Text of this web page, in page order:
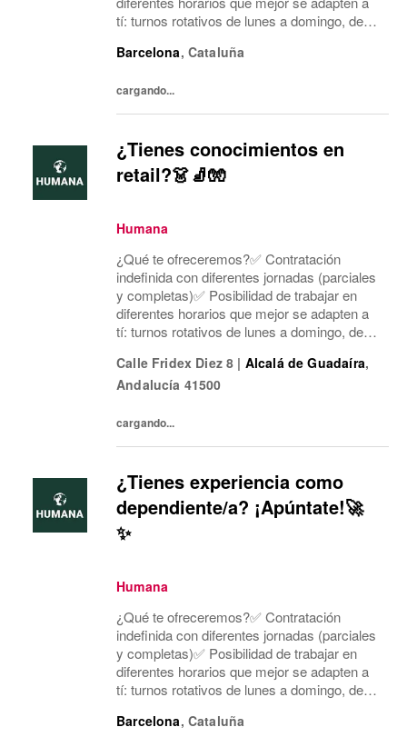
tí: turnos rotativos de lunes a domingo, de
laboral en cinco días a la semana y dos días
Barcelona, Cataluña
cargando...
¿Tienes conocimientos en
retail?👗🧦🧤
Humana
¿Qué te ofreceremos?✅ Contratación
indefinida con diferentes jornadas (parciales
y completas)✅ Posibilidad de trabajar en
diferentes horarios que mejor se adapten a
tí: turnos rotativos de lunes a domingo, de
laboral en cinco días a la semana y dos días
mí...
Calle Fridex Diez 8 | Alcalá de Guadaíra,
Andalucía 41500
cargando...
¿Tienes experiencia como
dependiente/a? ¡Apúntate!🚀
✨
Humana
¿Qué te ofreceremos?✅ Contratación
indefinida con diferentes jornadas (parciales
y completas)✅ Posibilidad de trabajar en
diferentes horarios que mejor se adapten a
tí: turnos rotativos de lunes a domingo, de
laboral en cinco días a la semana y dos días
Barcelona, Cataluña